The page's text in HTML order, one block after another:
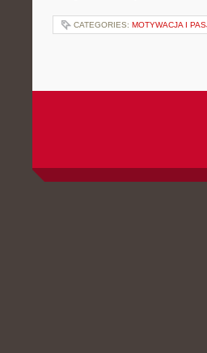
CATEGORIES: MOTYWACJA I